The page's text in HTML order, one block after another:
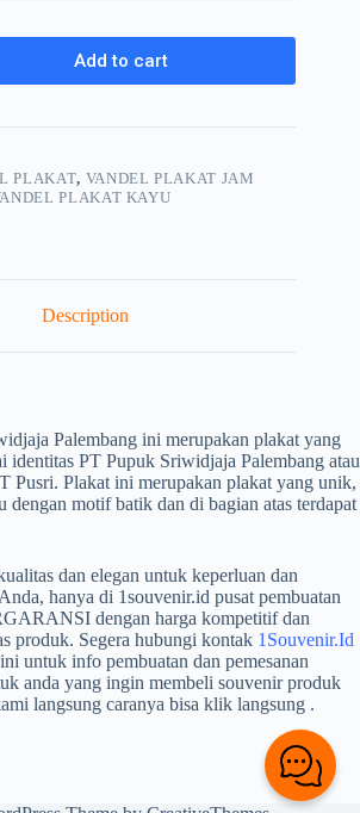
Add to cart
PLAKAT, VANDEL PLAKAT JAM
PLAKAT KAYU
Description
Palembang ini merupakan plakat yang
identitas PT Pupuk Sriwidjaja Palembang atau
Pusri. Plakat ini merupakan plakat yang unik,
dengan motif batik dan di bagian atas terdapat
dan elegan untuk keperluan dan
hanya di 1souvenir.id pusat pembuatan
dengan harga kompetitif dan
produk. Segera hubungi kontak 1Souvenir.Id
untuk info pembuatan dan pemesanan
anda yang ingin membeli souvenir produk
langsung caranya bisa klik langsung .